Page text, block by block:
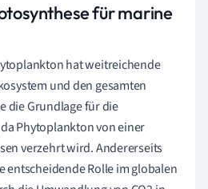
für marine
hat weitreichende
und den gesamten
die Grundlage für die
Phytoplankton von einer
verzehrt wird. Andererseits
entscheidende Rolle im globalen